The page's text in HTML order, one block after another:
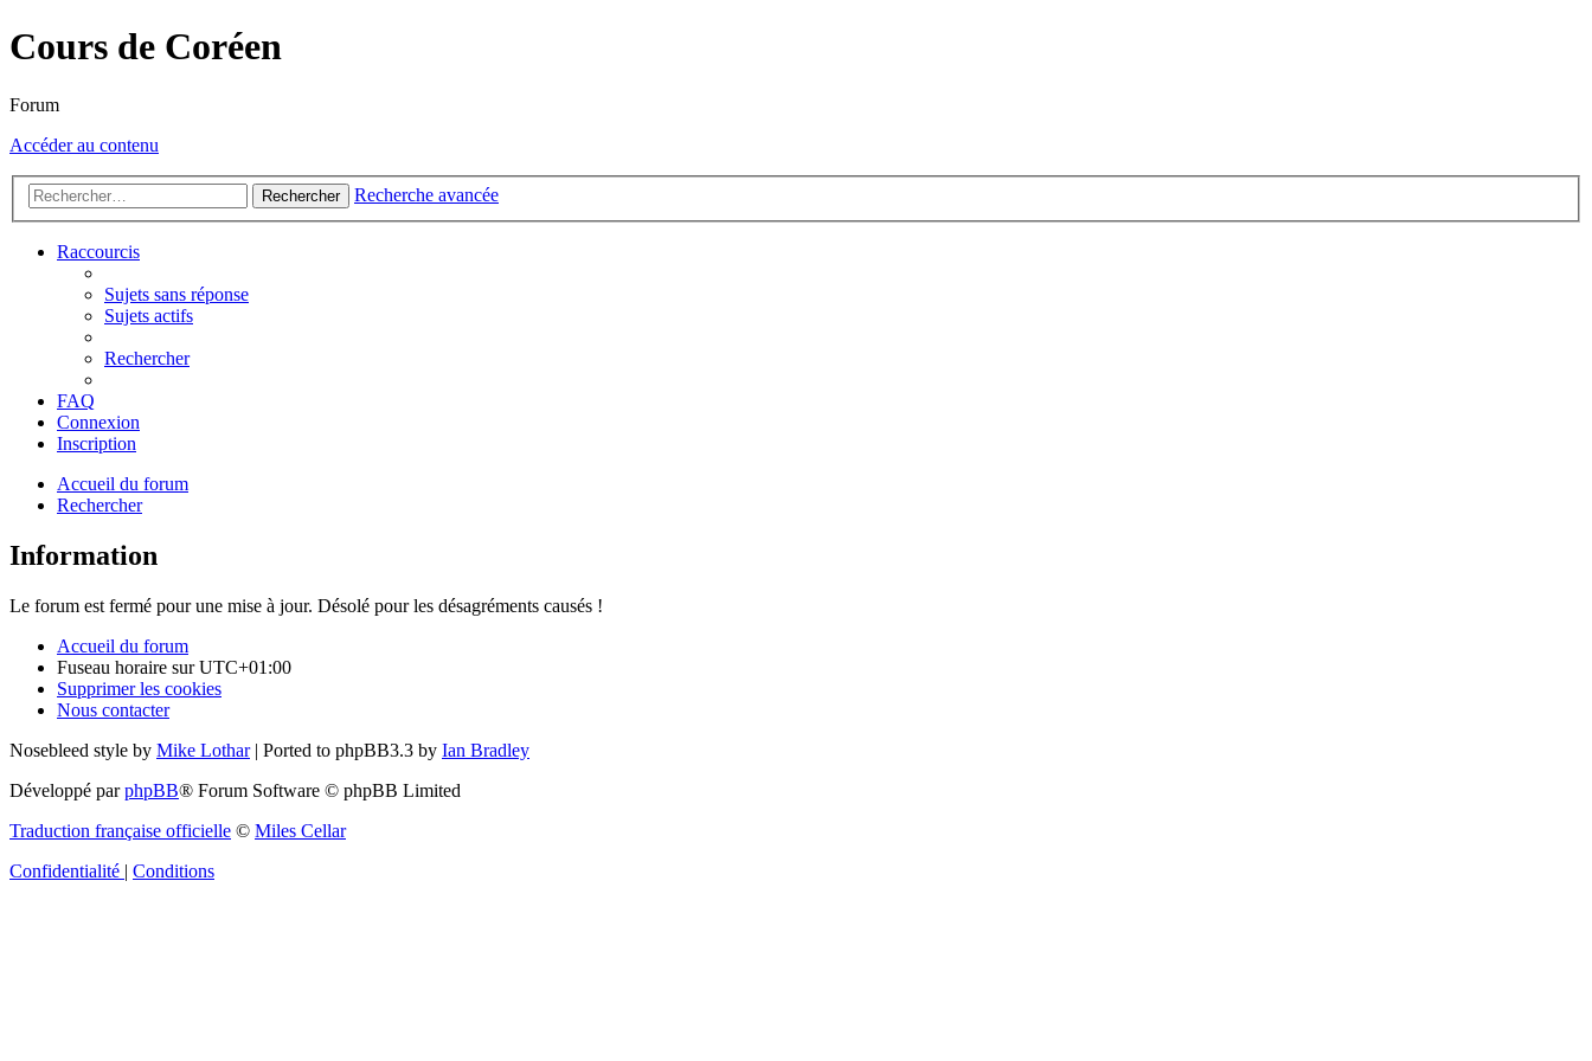
Cours de Coréen
Forum
Accéder au contenu
Rechercher Recherche avancée
Raccourcis
Sujets sans réponse
Sujets actifs
Rechercher
FAQ
Connexion
Inscription
Accueil du forum
Rechercher
Information
Le forum est fermé pour une mise à jour. Désolé pour les désagréments causés !
Accueil du forum
Fuseau horaire surUTC+01:00
Supprimer les cookies
Nous contacter
Nosebleed style by Mike Lothar| Ported to phpBB3.3 by Ian Bradley
Développé parphpBB® Forum Software © phpBB Limited
Traduction française officielle © Miles Cellar
Confidentialité | Conditions